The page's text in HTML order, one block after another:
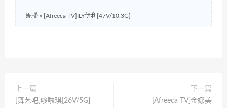
妮播 » [Afreeca TV]ILY伊利[47V/10.3G]
上一篇
[舞艺吧]哆啦琪[26V/5G]
下一篇
[Afreeca TV]金娜美